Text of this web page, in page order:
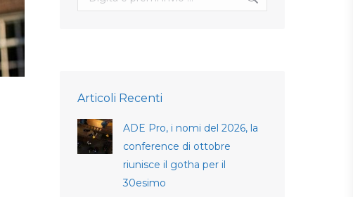
Articoli Recenti
ADE Pro, i nomi del 2026, la
conference di ottobre
riunisce il gotha per il
30esimo